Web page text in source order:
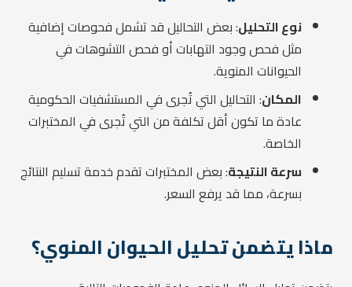
نوع التحليل: بعض التحاليل قد تشمل فحوصات إضافية
مثل فحص وجود التهابات أو فحص التشوهات في
الحيوانات المنوية.
المكان: التحاليل التي تُجرى في المستشفيات الحكومية
عادة ما تكون أقل تكلفة من التي تُجرى في المختبرات
الخاصة.
سرعة النتيجة: بعض المختبرات تقدم خدمة تسليم النتائج
بسرعة، مما قد يرفع السعر.
ماذا يتضمن تحليل الحيوان المنوي؟